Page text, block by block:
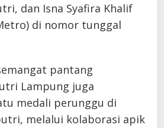
dan Isna Syafira Khalif
di nomor tunggal
pantang
Lampung juga
medali perunggu di
melalui kolaborasi apik